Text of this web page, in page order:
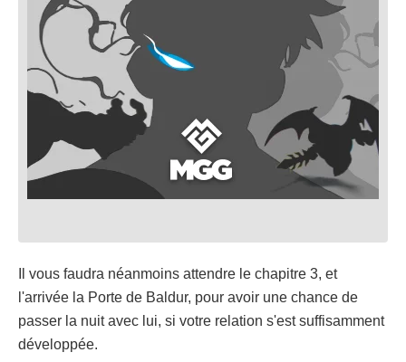
Il vous faudra néanmoins attendre le chapitre 3, et
l'arrivée la Porte de Baldur, pour avoir une chance de
passer la nuit avec lui, si votre relation s'est suffisamment
développée.